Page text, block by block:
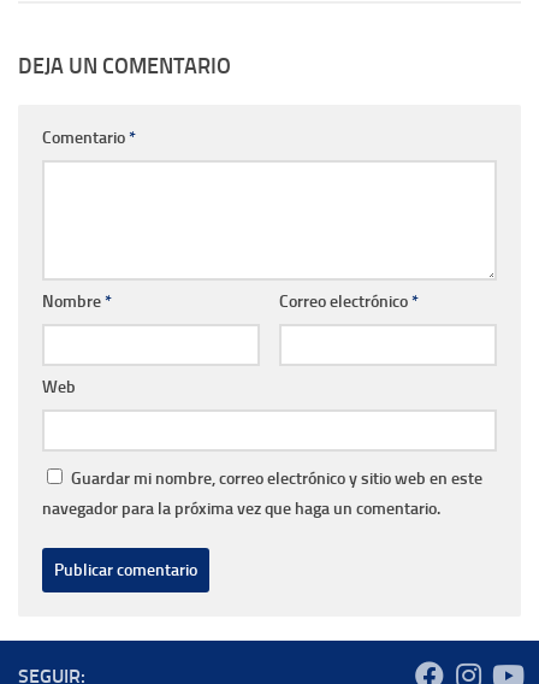
DEJA UN COMENTARIO
Comentario*
Nombre* Correo electrónico*
Web
Guardar mi nombre, correo electrónico y sitio web en este
navegador para la próxima vez que haga un comentario.
SEGUIR: